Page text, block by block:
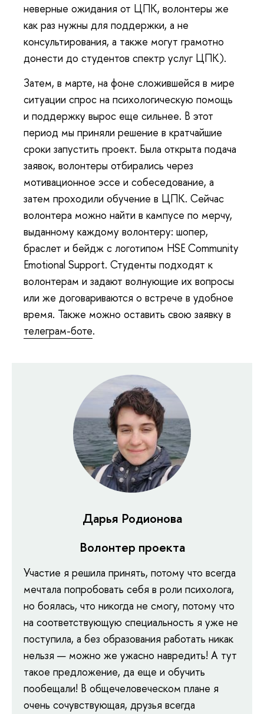
неверные ожидания от ЦПК, волонтеры же
как раз нужны для поддержки, а не
консультирования, а также могут грамотно
донести до студентов спектр услуг ЦПК).
Затем, в марте, на фоне сложившейся в мире
ситуации спрос на психологическую помощь
и поддержку вырос еще сильнее. В этот
период мы приняли решение в кратчайшие
сроки запустить проект. Была открыта подача
заявок, волонтеры отбирались через
мотивационное эссе и собеседование, а
затем проходили обучение в ЦПК. Сейчас
волонтера можно найти в кампусе по мерчу,
выданному каждому волонтеру: шопер,
браслет и бейдж с логотипом HSE Community
Emotional Support. Студенты подходят к
волонтерам и задают волнующие их вопросы
или же договариваются о встрече в удобное
время. Также можно оставить свою заявку в
телеграм-боте.
Дарья Родионова
Волонтер проекта
Участие я решила принять, потому что всегда
мечтала попробовать себя в роли психолога,
но боялась, что никогда не смогу, потому что
на соответствующую специальность я уже не
поступила, а без образования работать никак
нельзя — можно же ужасно навредить! А тут
такое предложение, да еще и обучить
пообещали! В общечеловеческом плане я
очень сочувствующая, друзья всегда